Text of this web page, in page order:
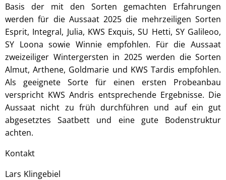
Basis der mit den Sorten gemachten Erfahrungen
werden für die Aussaat 2025 die mehrzeiligen Sorten
Esprit, Integral, Julia, KWS Exquis, SU Hetti, SY Galileoo,
SY Loona sowie Winnie empfohlen. Für die Aussaat
zweizeiliger Wintergersten in 2025 werden die Sorten
Almut, Arthene, Goldmarie und KWS Tardis empfohlen.
Als geeignete Sorte für einen ersten Probeanbau
verspricht KWS Andris entsprechende Ergebnisse. Die
Aussaat nicht zu früh durchführen und auf ein gut
abgesetztes Saatbett und eine gute Bodenstruktur
achten.
Kontakt
Lars Klingebiel